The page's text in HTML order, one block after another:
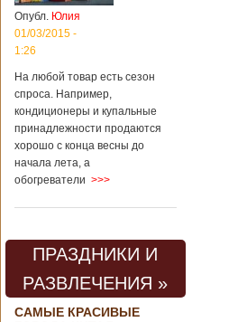
Опубл. Юлия
01/03/2015 -
1:26
На любой товар есть сезон
спроса. Например,
кондиционеры и купальные
принадлежности продаются
хорошо с конца весны до
начала лета, а
обогреватели >>>
ПРАЗДНИКИ И
РАЗВЛЕЧЕНИЯ »
САМЫЕ КРАСИВЫЕ